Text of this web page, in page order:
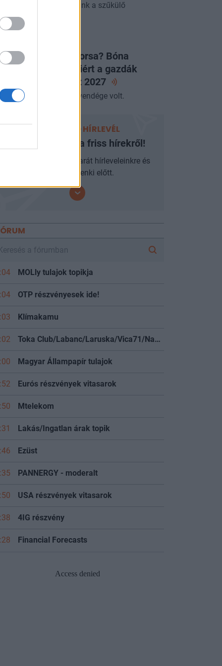
értéket teremtünk a szűkülő
a JÉGER sorsa? Bóna
elárulta, miért a gazdák
és mit hoz 2027
miniszter az Alapvetés vendége volt.
PORTFOLIO HÍRLEVÉL
Ne maradjon le a friss hírekről!
Iratkozzon fel mobilbarát hírleveleinkre és
járjon mindenki előtt.
MOLly tulajok topikja
OTP részvényesek ide!
Klímakamu
Toka Club/Labanc/Laruska/Vica71/Nacky/Bpali/Oldrider/Josefernando/Mcbull/Kawaszabi
Magyar Állampapír tulajok
Eurós részvények vitasarok
Mtelekom
Lakás/Ingatlan árak topik
Ezüst
PANNERGY - moderalt
USA részvények vitasarok
4IG részvény
Financial Forecasts